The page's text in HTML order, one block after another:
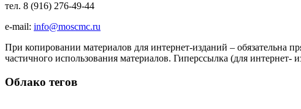
тел. 8 (916) 276-49-44
e-mail: info@moscmc.ru
При копировании материалов для интернет-изданий – обязательна
частичного использования материалов. Гиперссылка (для
Облако тегов